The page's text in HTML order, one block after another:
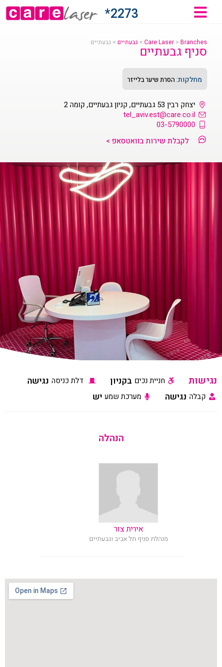
2273*
Care Laser > Branches
> גבעתיים > גבעתיים
סניף גבעתיים
מחלקות: הסרת שיער בלייזר
יצחק רבין 53 גבעתיים, קניון גבעתיים, קומה 2
tel_aviv.est@care.co.il
03-5790000
לקבלת שירות בוואטסאפ >
נגישות חניית נכים בקניון דלת כניסה נגישה
קבלה נגישה מערכת שמע יש
הנהלה
אירית צור
מנהלת סניף תל אביב וגבעתיים